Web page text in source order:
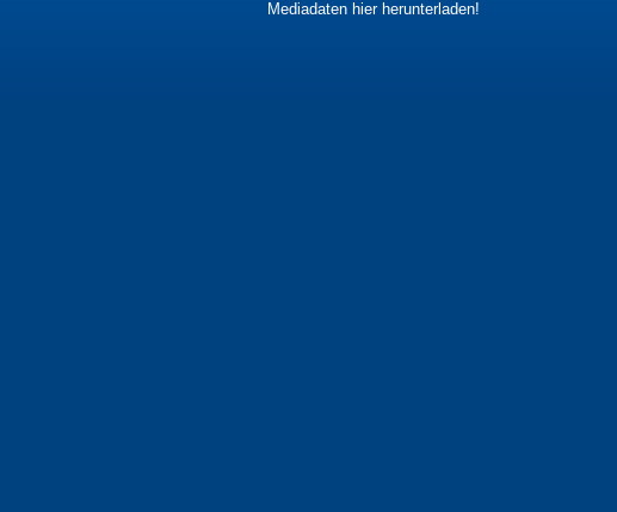
Mediadaten hier herunterladen!